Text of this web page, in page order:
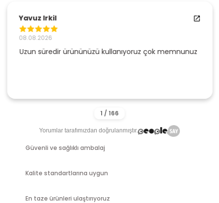
Yavuz Irkil
08.08.2026
Uzun süredir ürününüzü kullanıyoruz çok memnunuz
Yorumlar tarafımızdan doğrulanmıştır.
Güvenli ve sağlıklı ambalaj
Kalite standartlarına uygun
En taze ürünleri ulaştırıyoruz